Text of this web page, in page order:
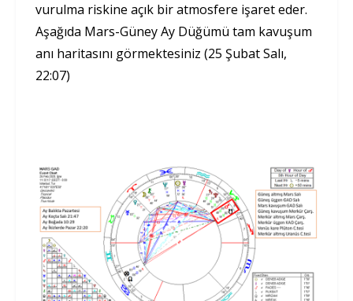
vurulma riskine açık bir atmosfere işaret eder.
Aşağıda Mars-Güney Ay Düğümü tam kavuşum
anı haritasını görmektesiniz (25 Şubat Salı,
22:07)